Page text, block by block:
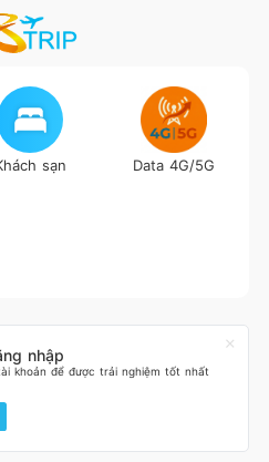
sạn Data 4G/5G
nhập
khoản để được trải nghiệm tốt nhất